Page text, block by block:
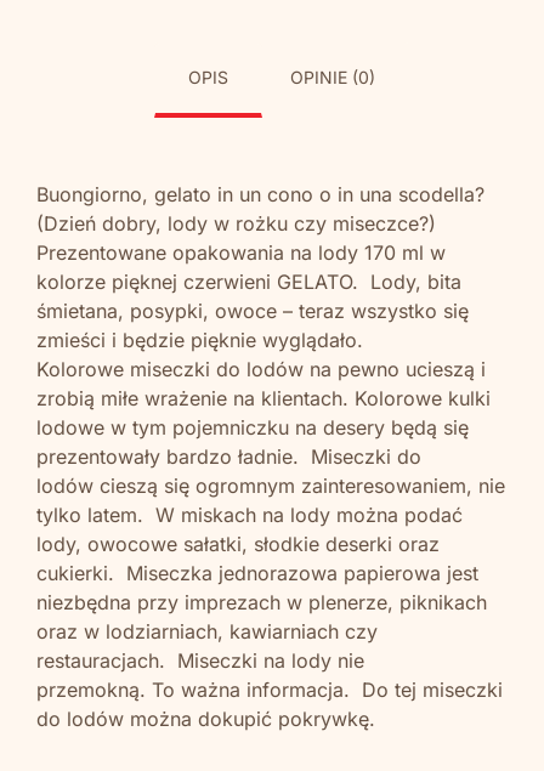
OPIS OPINIE (0)
Buongiorno, gelato in un cono o in una scodella?
(Dzień dobry, lody w rożku czy miseczce?)
Prezentowane opakowania na lody 170 ml w
kolorze pięknej czerwieni GELATO. Lody, bita
śmietana, posypki, owoce – teraz wszystko się
zmieści i będzie pięknie wyglądało.
Kolorowe miseczki do lodów na pewno ucieszą i
zrobią miłe wrażenie na klientach. Kolorowe kulki
lodowe w tym pojemniczku na desery będą się
prezentowały bardzo ładnie. Miseczki do
lodów cieszą się ogromnym zainteresowaniem, nie
tylko latem. W miskach na lody można podać
lody, owocowe sałatki, słodkie deserki oraz
cukierki. Miseczka jednorazowa papierowa jest
niezbędna przy imprezach w plenerze, piknikach
oraz w lodziarniach, kawiarniach czy
restauracjach. Miseczki na lody nie
przemokną. To ważna informacja. Do tej miseczki
do lodów można dokupić pokrywkę.